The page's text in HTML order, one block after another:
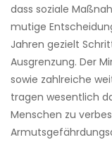
dass soziale
mutige
Jahren gezielt
Ausgrenzung. Der
sowie zahlreiche
tragen wesentlich
Menschen zu